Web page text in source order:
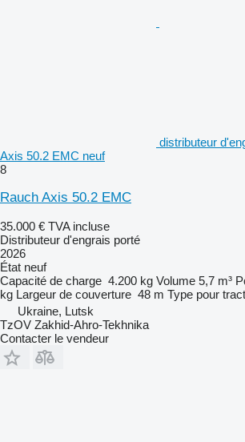
distributeur
Axis 50.2 EMC neuf
8
Rauch Axis 50.2 EMC
35.000 € TVA incluse
Distributeur d'engrais porté
2026
État neuf
Capacité de charge 4.200 kg Volume 5,7 m³
kg Largeur de couverture 48 m Type pour
Ukraine, Lutsk
TzOV Zakhid-Ahro-Tekhnika
Contacter le vendeur